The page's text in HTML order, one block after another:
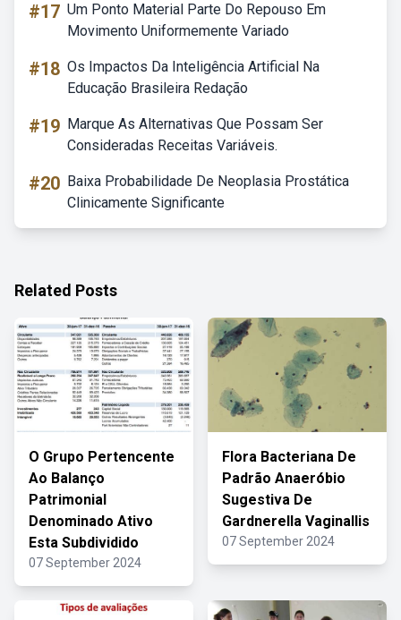
#17 Um Ponto Material Parte Do Repouso Em
Movimento Uniformemente Variado
#18 Os Impactos Da Inteligência Artificial Na
Educação Brasileira Redação
#19 Marque As Alternativas Que Possam Ser
Consideradas Receitas Variáveis.
#20 Baixa Probabilidade De Neoplasia Prostática
Clinicamente Significante
Related Posts
O Grupo Pertencente
Ao Balanço
Patrimonial
Denominado Ativo
Esta Subdividido
07 September 2024
Flora Bacteriana De
Padrão Anaeróbio
Sugestiva De
Gardnerella Vaginallis
07 September 2024